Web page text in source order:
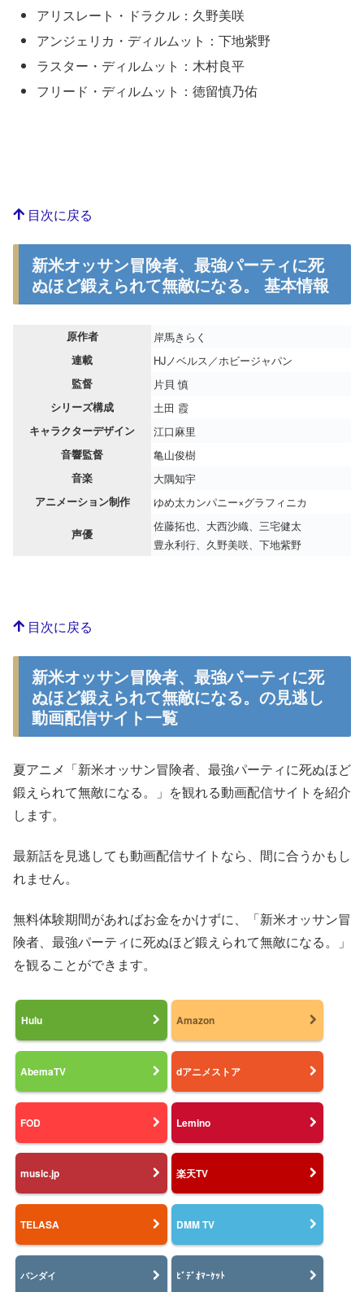
アリスレート・ドラクル：久野美咲
アンジェリカ・ディルムット：下地紫野
ラスター・ディルムット：木村良平
フリード・ディルムット：徳留慎乃佑
目次に戻る
新米オッサン冒険者、最強パーティに死
ぬほど鍛えられて無敵になる。 基本情報
原作者 岸馬きらく
連載 HJノベルス／ホビージャパン
監督 片貝 慎
シリーズ構成 土田 霞
キャラクターデザイン 江口麻里
音響監督 亀山俊樹
音楽 大隅知宇
アニメーション制作 ゆめ太カンパニー×グラフィニカ
声優
佐藤拓也、大西沙織、三宅健太
豊永利行、久野美咲、下地紫野
目次に戻る
新米オッサン冒険者、最強パーティに死
ぬほど鍛えられて無敵になる。の見逃し
動画配信サイト一覧
夏アニメ「新米オッサン冒険者、最強パーティに死ぬほど
鍛えられて無敵になる。」を観れる動画配信サイトを紹介
します。
最新話を見逃しても動画配信サイトなら、間に合うかもし
れません。
無料体験期間があればお金をかけずに、「新米オッサン冒
険者、最強パーティに死ぬほど鍛えられて無敵になる。」
を観ることができます。
Hulu Amazon
AbemaTV dアニメストア
FOD Lemino
music.jp 楽天TV
TELASA DMM TV
バンダイ ﾋﾞﾃﾞｵﾏｰｹｯﾄ